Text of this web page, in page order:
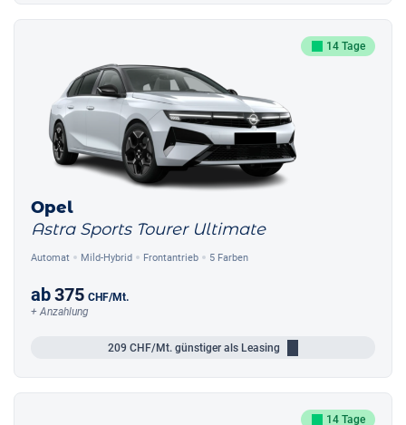
14 Tage
Opel
Astra Sports Tourer Ultimate
Automat Mild-Hybrid Frontantrieb 5 Farben
ab375 CHF/Mt.
+ Anzahlung
209 CHF/Mt. günstiger als Leasing
14 Tage